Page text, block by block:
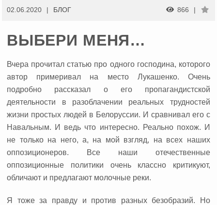
02.06.2020 БЛОГ 866
ВЫБЕРИ МЕНЯ…
Вчера прочитал статью про одного господина, которого
автор примеривал на место Лукашенко. Очень
подробно рассказал о его пропагандистской
деятельности в разоблачении реальных трудностей
жизни простых людей в Белоруссии. И сравнивал его с
Навальным. И ведь что интересно. Реально похож. И
не только на него, а, на мой взгляд, на всех наших
оппозиционеров. Все наши отечественные
оппозиционные политики очень классно критикуют,
обличают и предлагают молочные реки.
Я тоже за правду и против разных безобразий. Но